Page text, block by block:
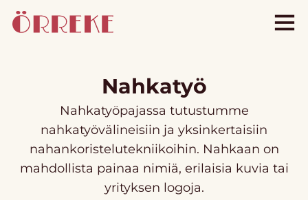
Nahkatyö
Nahkatyöpajassa tutustumme
nahkatyövälineisiin ja yksinkertaisiin
nahankoristelutekniikoihin. Nahkaan on
mahdollista painaa nimiä, erilaisia kuvia tai
yrityksen logoja.